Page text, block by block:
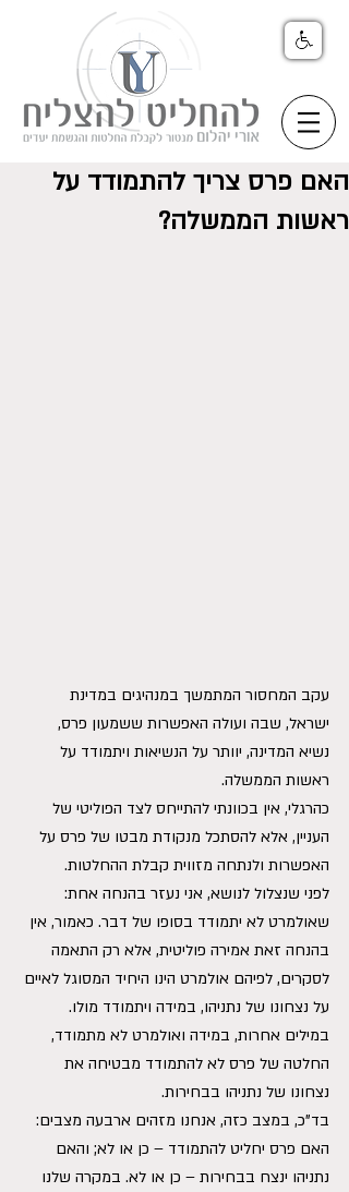
האם פרס צריך להתמודד על
ראשות הממשלה?
עקב המחסור המתמשך במנהיגים במדינת
ישראל, שבה ועולה האפשרות ששמעון פרס,
נשיא המדינה, יוותר על הנשיאות ויתמודד על
ראשות הממשלה.
כהרגלי, אין בכוונתי להתייחס לצד הפוליטי של
העניין, אלא להסתכל מנקודת מבטו של פרס על
האפשרות ולנתחה מזווית קבלת ההחלטות.
לפני שנצלול לנושא, אני נעזר בהנחה אחת:
שאולמרט לא יתמודד בסופו של דבר. כאמור, אין
בהנחה זאת אמירה פוליטית, אלא רק התאמה
לסקרים, לפיהם אולמרט הינו היחיד המסוגל לאיים
על נצחונו של נתניהו, במידה ויתמודד מולו.
במילים אחרות, במידה ואולמרט לא מתמודד,
החלטה של פרס לא להתמודד מבטיחה את
נצחונו של נתניהו בבחירות.
בד”כ, במצב כזה, אנחנו מזהים ארבעה מצבים:
האם פרס יחליט להתמודד – כן או לא; והאם
נתניהו ינצח בבחירות – כן או לא. במקרה שלנו